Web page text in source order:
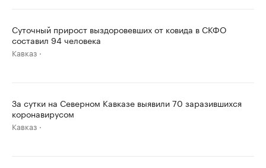
Суточный прирост выздоровевших от ковида в СКФО
составил 94 человека
Кавказ
За сутки на Северном Кавказе выявили 70 заразившихся
коронавирусом
Кавказ